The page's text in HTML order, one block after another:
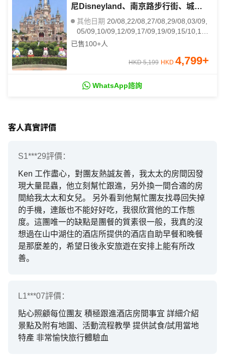
尼Disneyland、南京路步行街、城隍
廟商圈、武康路、思南公館、一天自由
活動、3晚國際品牌酒店
其他日期 20/08,22/08,27/08,29/08,03/09,
05/09,10/09,12/09,17/09,19/09,15/10,17/
10,22/10,24/10,29/10,31/10,05/11,07/11,
已售100+人
HKD 5,199 HKD 4,799+
WhatsApp諮詢
客人真實評價
S1***29評價：
Ken 工作盡心，對團友熱誠友善，我太太的房間因發
現大量昆蟲，他立刻幫忙跟進，另外換一間合適的房
間給我太太和女兒。 另外看到他幫忙團友找尋回失掉
的手機，連飯也不能好好吃，我很欣賞他的工作態
度。這團唯一的缺點是團餐的質素很一般，我真的沒
想過在山中湖住的酒店所提供的酒店自助早餐和晚餐
是那麼差的，希望日後永安旅遊在安排上能有所改
善。
L1***07評價：
貼心照顧每位團友 積極跟進酒店房間事宜 詳細介紹
景點及附有地圖、活動流程教學 提供試食/試用當地
特產 非常愉快旅行體驗血